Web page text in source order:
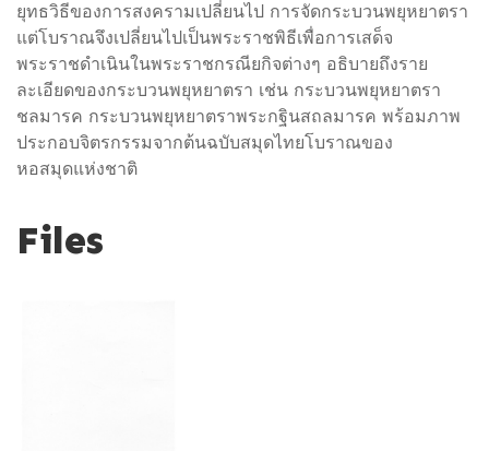
ยุทธวิธีของการสงครามเปลี่ยนไป การจัดกระบวนพยุหยาตรา
แต่โบราณจึงเปลี่ยนไปเป็นพระราชพิธีเพื่อการเสด็จ
พระราชดำเนินในพระราชกรณียกิจต่างๆ อธิบายถึงราย
ละเอียดของกระบวนพยุหยาตรา เช่น กระบวนพยุหยาตรา
ชลมารค กระบวนพยุหยาตราพระกฐินสถลมารค พร้อมภาพ
ประกอบจิตรกรรมจากต้นฉบับสมุดไทยโบราณของ
หอสมุดแห่งชาติ
Files